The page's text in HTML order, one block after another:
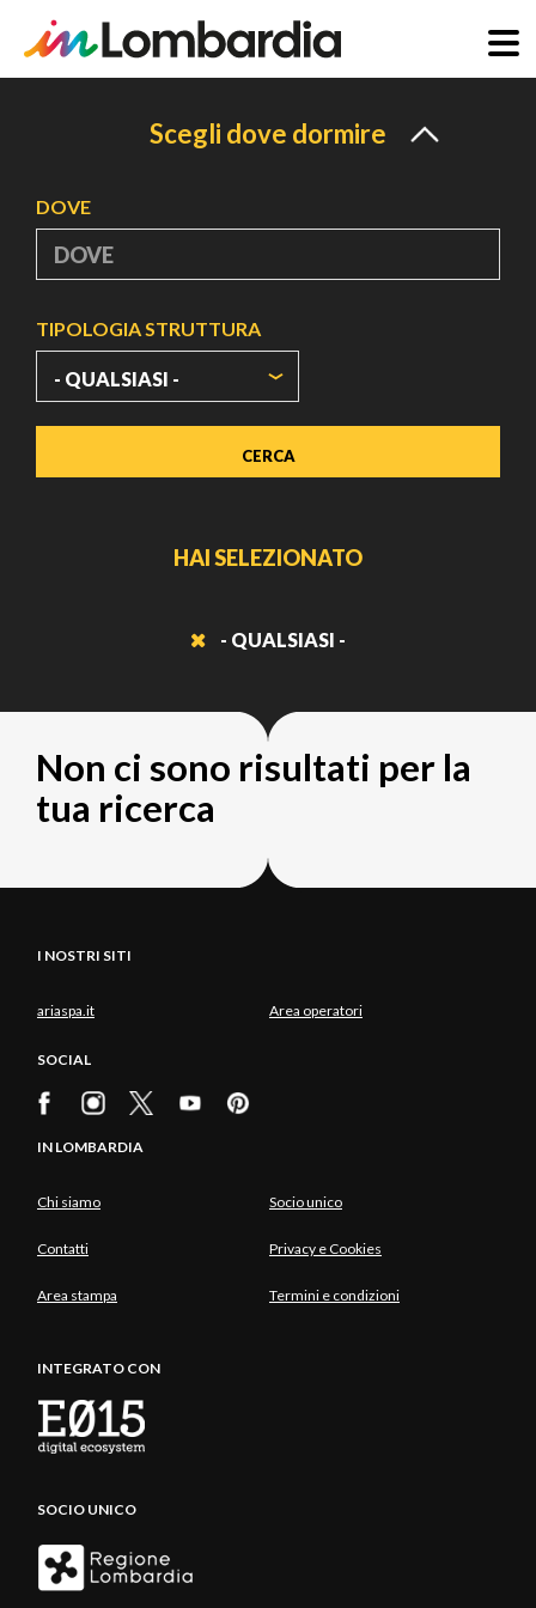
Scegli dove dormire
DOVE
TIPOLOGIA STRUTTURA
HAI SELEZIONATO
- QUALSIASI -
Non ci sono risultati per la
tua ricerca
I NOSTRI SITI
ariaspa.it Area operatori
SOCIAL
IN LOMBARDIA
Chi siamo Socio unico
Contatti Privacy e Cookies
Area stampa Termini e condizioni
INTEGRATO CON
SOCIO UNICO